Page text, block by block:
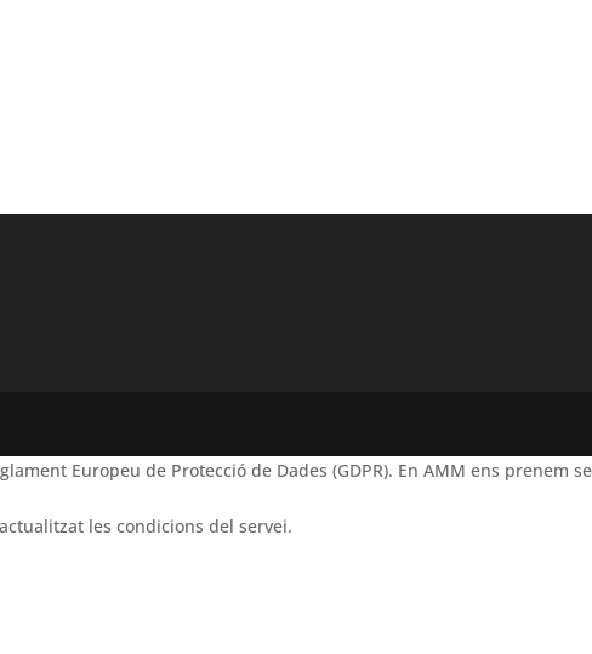
Europeu de Protecció de Dades (GDPR). En AMM ens prenem
les condicions del servei.